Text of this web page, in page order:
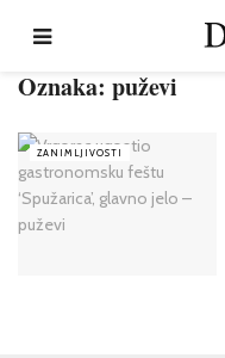
Oznaka: puževi
ZANIMLJIVOSTI